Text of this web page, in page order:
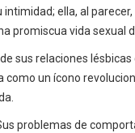
ella, al
promiscua vida sexual
sus relaciones
un ícono
problemas de